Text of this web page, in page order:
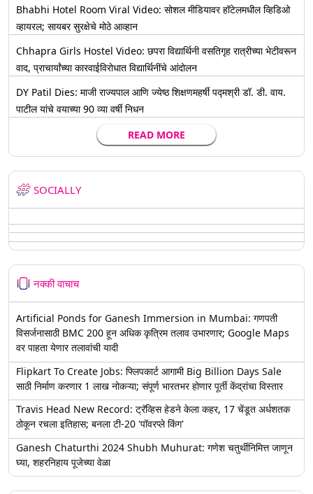
Bhabhi Hotel Room Viral Video: सोशल मीडियावर हॉटेलमधील व्हिडिओ
व्हायरल; सायबर सुरक्षेचे मोठे आव्हान
Chhapra Girls Hostel Video: छपरा विद्यार्थिनी वसतिगृह रात्रीच्या भेटीवरून
वाद, प्राचार्यांच्या कारवाईविरोधात विद्यार्थिनींचे आंदोलन
DY Patil Dies: माजी राज्यपाल आणि ज्येष्ठ शिक्षणमहर्षी पद्मश्री डॉ. डी. वाय.
पाटील यांचे वयाच्या 90 व्या वर्षी निधन
READ MORE
SOCIALLY
नक्की वाचाच
Artificial Ponds for Ganesh Immersion in Mumbai: गणपती
विसर्जनासाठी BMC 200 हून अधिक कृत्रिम तलाव उभारणार; Google Maps
वर पाहता येणार तलावांची यादी
Flipkart To Create Jobs: फ्लिपकार्ट आगामी Big Billion Days Sale
साठी निर्माण करणार 1 लाख नोकऱ्या; संपूर्ण भारतभर होणार पूर्ती केंद्रांचा विस्तार
Travis Head New Record: ट्रॅव्हिस हेडने केला कहर, 17 चेंडूत अर्धशतक
ठोकून रचला इतिहास; बनला टी-20 'पॉवरप्ले किंग'
Ganesh Chaturthi 2024 Shubh Muhurat: गणेश चतुर्थीनिमित्त जाणून
घ्या, शहरनिहाय पूजेच्या वेळा